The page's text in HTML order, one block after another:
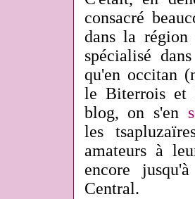
consacré
dans la
spécialisé
qu'en occitan
le Biterrois et
blog, on s'en
les
amateurs à
encore
Central.